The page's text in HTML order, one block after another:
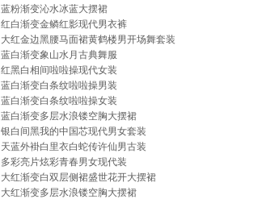
蓝粉渐变沁水冰蓝大摆裙
红白渐变金鳞红影现代男衣裤
大红金边黑腰马面裙黄鹤楼男开场舞套装
蓝白渐变象山水月古典舞服
红黑白相间啦啦操现代女装
蓝白渐变白条纹啦啦操男装
蓝白渐变白条纹啦啦操女装
蓝白渐变多层水浪镂空胸大摆裙
银白间黑我的中国芯现代男女套装
天蓝外褂白里衣白蛇传许仙男古装
多彩亮片炫彩青春男女现代装
大红渐变白双层侧裙盛世花开大摆裙
大红渐变多层水浪镂空胸大摆裙